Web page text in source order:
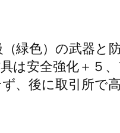
緑色）の武器と
は安全強化＋５
、後に取引所で